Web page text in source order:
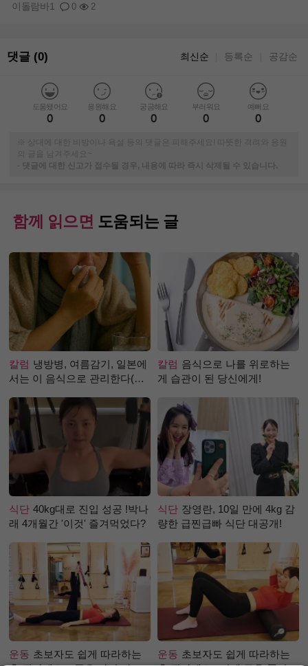
0 2
이돌람바1
댓글 (0) 최신순 등록순 공감순
도움됐어요
0
응원해요
0
궁금해요
0
부러워요
0
예뻐요
0
※ 상대에 대한 비방이나 욕설 등의 댓글은 피해주세요! 따뜻한 격려와 응원
의 글을 남겨주세요~
-
댓글에 대한 신고가 접수될 경우, 내용에 따라 즉시 삭제될 수 있습니다.
함께 읽으면 도움되는 글
칼럼 냉방병, 여름감기, 일본에
서는 이 음식으로 관리한다(생
칼럼 음식으로 나를 위로하는
게 습관이 된 당신에게!
식단 40kg대로 진입 성공 !박나
래 4개월간 '이것' 즐겨먹었다?
식단 장영란, 10일 만에 4kg 감
량한 급찐급빠 식단 대공개!
운동 초보자도 쉽게 따라하는
운동 초보자도 쉽게 따라하는